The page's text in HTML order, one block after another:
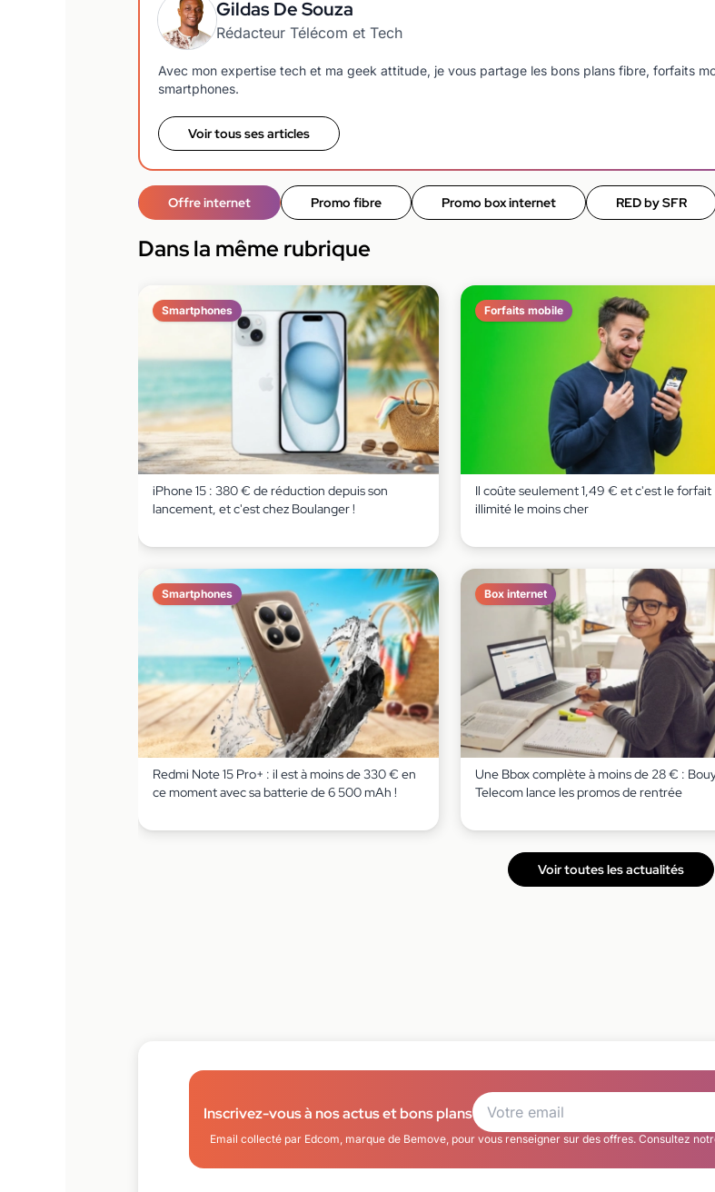
Gildas De Souza
Rédacteur Télécom et Tech
Avec mon expertise tech et ma geek attitude, je vous partage les bons plans fibre, forfaits
smartphones.
Voir tous ses articles
Offre internet Promo fibre Promo box internet RED by SFR
Dans la même rubrique
Smartphones
iPhone 15 : 380 € de réduction depuis son
lancement, et c'est chez Boulanger !
Forfaits mobile
Il coûte seulement 1,49 € et c'est le forfait
illimité le moins cher
Smartphones
Redmi Note 15 Pro+ : il est à moins de 330 € en
ce moment avec sa batterie de 6 500 mAh !
Box internet
Une Bbox complète à moins de 28 € :
Telecom lance les promos de rentrée
Voir toutes les actualités
Inscrivez-vous à nos actus et bons plans
Email collecté par Edcom, marque de Bemove, pour vous renseigner sur des offres. Consultez